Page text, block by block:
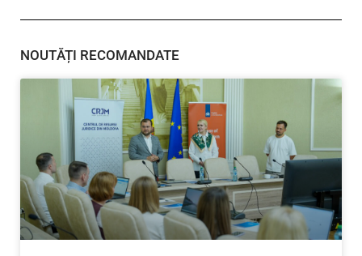
NOUTĂȚI RECOMANDATE